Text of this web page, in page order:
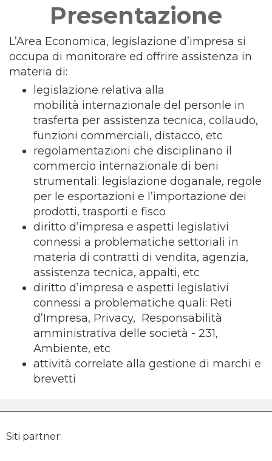
Presentazione
L’Area Economica, legislazione d’impresa si
occupa di monitorare ed offrire assistenza in
materia di:
legislazione relativa alla
mobilità internazionale del personle in
trasferta per assistenza tecnica, collaudo,
funzioni commerciali, distacco, etc
regolamentazioni che disciplinano il
commercio internazionale di beni
strumentali: legislazione doganale, regole
per le esportazioni e l’importazione dei
prodotti, trasporti e fisco
diritto d’impresa e aspetti legislativi
connessi a problematiche settoriali in
materia di contratti di vendita, agenzia,
assistenza tecnica, appalti, etc
diritto d’impresa e aspetti legislativi
connessi a problematiche quali: Reti
d’Impresa, Privacy, Responsabilità
amministrativa delle società - 231,
Ambiente, etc
attività correlate alla gestione di marchi e
brevetti
Siti partner: